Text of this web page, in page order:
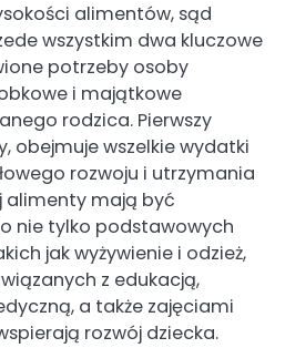
alimentów, sąd
wszystkim dwa kluczowe
potrzeby osoby
i majątkowe
rodzica. Pierwszy
obejmuje wszelkie wydatki
rozwoju i utrzymania
alimenty mają być
nie tylko podstawowych
jak wyżywienie i odzież,
z edukacją,
a także zajęciami
rozwój dziecka.